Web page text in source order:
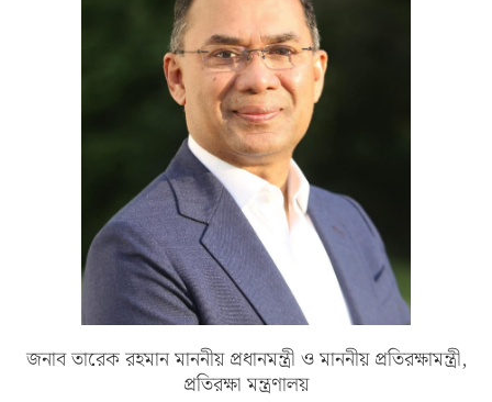
জনাব তারেক রহমান মাননীয় প্রধানমন্ত্রী ও মাননীয় প্রতিরক্ষামন্ত্রী,
প্রতিরক্ষা মন্ত্রণালয়